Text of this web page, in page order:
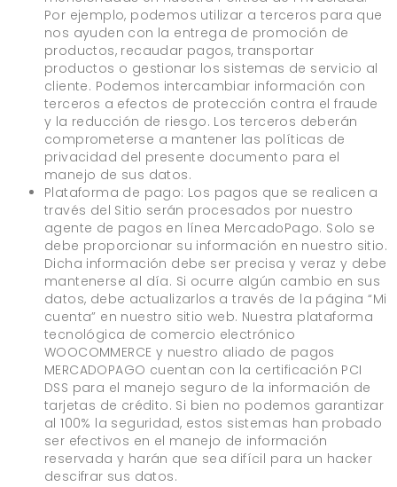
Por ejemplo, podemos utilizar a terceros para que
nos ayuden con la entrega de promoción de
productos, recaudar pagos, transportar
productos o gestionar los sistemas de servicio al
cliente. Podemos intercambiar información con
terceros a efectos de protección contra el fraude
y la reducción de riesgo. Los terceros deberán
comprometerse a mantener las políticas de
privacidad del presente documento para el
manejo de sus datos.
Plataforma de pago: Los pagos que se realicen a
través del Sitio serán procesados por nuestro
agente de pagos en línea MercadoPago. Solo se
debe proporcionar su información en nuestro sitio.
Dicha información debe ser precisa y veraz y debe
mantenerse al día. Si ocurre algún cambio en sus
datos, debe actualizarlos a través de la página “Mi
cuenta” en nuestro sitio web. Nuestra plataforma
tecnológica de comercio electrónico
WOOCOMMERCE y nuestro aliado de pagos
MERCADOPAGO cuentan con la certificación PCI
DSS para el manejo seguro de la información de
tarjetas de crédito. Si bien no podemos garantizar
al 100% la seguridad, estos sistemas han probado
ser efectivos en el manejo de información
reservada y harán que sea difícil para un hacker
descifrar sus datos.